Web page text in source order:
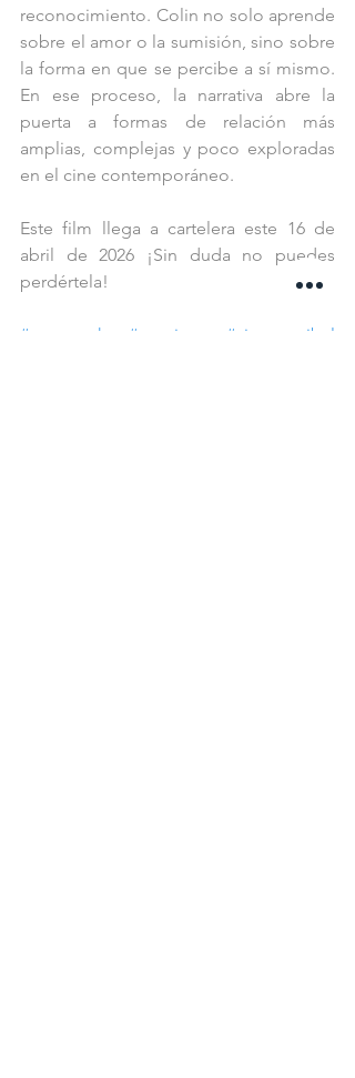
reconocimiento. Colin no solo aprende
sobre el amor o la sumisión, sino sobre
la forma en que se percibe a sí mismo.
En ese proceso, la narrativa abre la
puerta a formas de relación más
amplias, complejas y poco exploradas
en el cine contemporáneo.
Este film llega a cartelera este 16 de
abril de 2026 ¡Sin duda no puedes
perdértela!
#casasvank #pasajero
#cinecannibal